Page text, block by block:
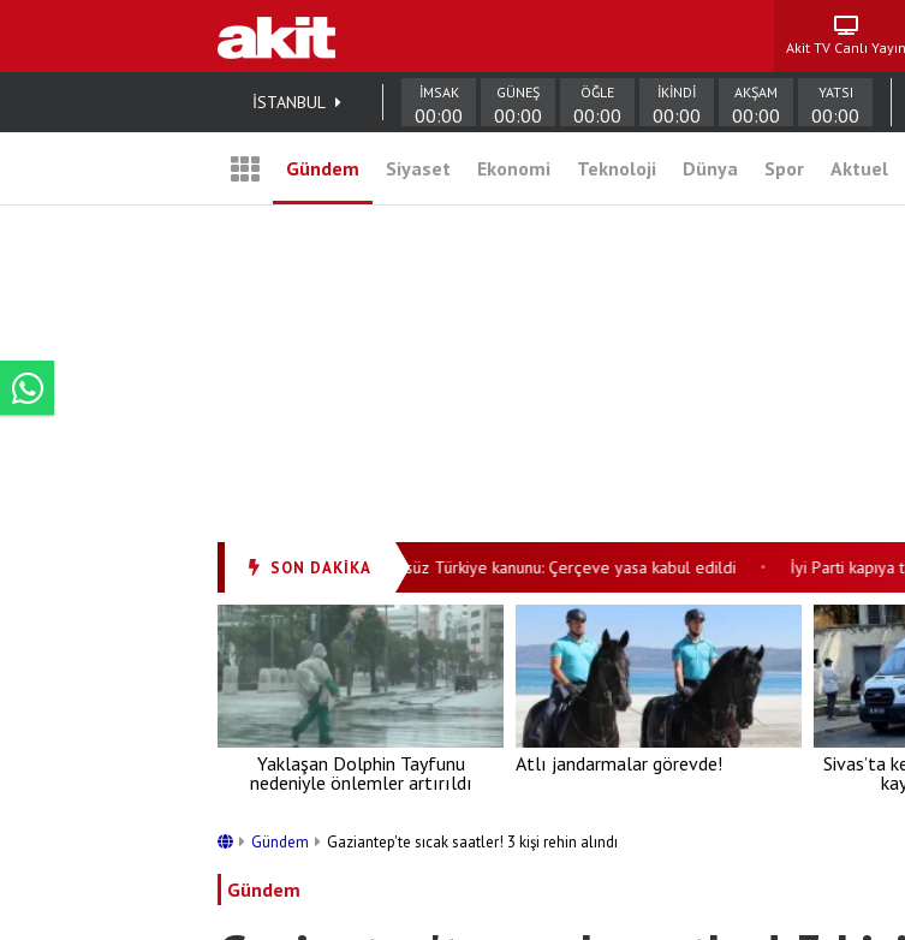
Akit TV Canlı Yayın
İSTANBUL İMSAK
00:00
GÜNEŞ
00:00
ÖĞLE
00:00
İKİNDİ
00:00
AKŞAM
00:00
YATSI
00:00
Gündem Siyaset Ekonomi Teknoloji Dünya Spor Aktuel
SON DAKİKA
100 yıllık algı 7 Ekim’de yıkıldı • Terörsüz Türkiye kanunu: Çerçeve yasa kabul edildi • İyi Parti kapıya taktı!
Yaklaşan Dolphin Tayfunu
nedeniyle önlemler artırıldı
Atlı jandarmalar görevde!
Sivas’ta
Gündem Gaziantep'te sıcak saatler! 3 kişi rehin alındı
Gündem